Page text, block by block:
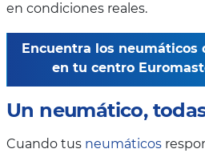
en condiciones reales.
Encuentra los neumáticos
en tu centro
Un neumático,
Cuando tus neumáticos